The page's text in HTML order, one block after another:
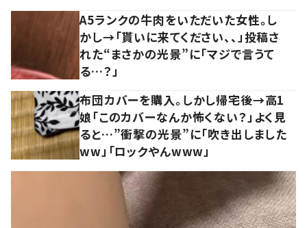
A5ランクの牛肉をいただいた女性。し
かし→「貰いに来てください、、」投稿さ
れた“まさかの光景”に「マジで言うて
る…？」
布団カバーを購入。しかし帰宅後→高1
娘「このカバーなんか怖くない？」よく見
ると…”衝撃の光景”に「吹き出しました
ww」「ロックやんwww」